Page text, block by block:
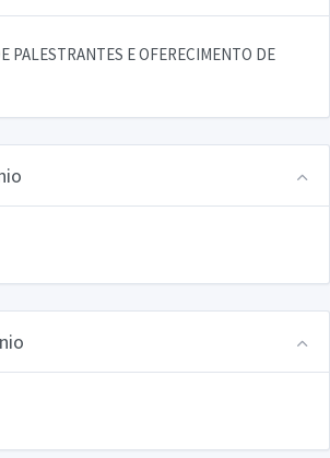
PALESTRANTES E OFERECIMENTO DE